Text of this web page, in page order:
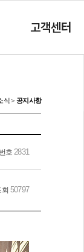
고객센터
식 공지사항
번호 2831
50797